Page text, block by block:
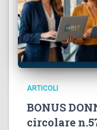
ARTICOLI
BONUS
circolare